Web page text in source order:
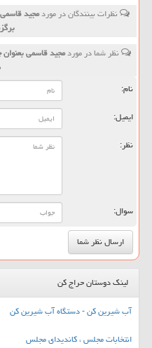
نظرات بینندگان در موردمجید
نظر شما در موردمجید قاسمی
نام:
ایمیل:
نظر:
سوال:
لینک دوستان حراج کن
آب شیرین کن - دستگاه آب شیرین کن
انتخابات مجلس ، کاندیدای مجلس